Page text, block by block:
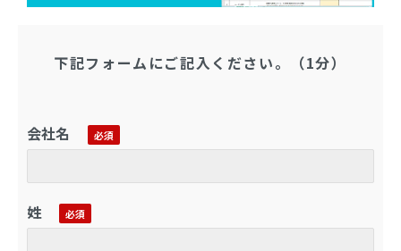
下記フォームにご記入ください。（1分）
会社名
姓